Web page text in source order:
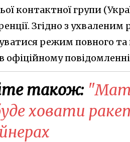
контактної групи
Згідно з
режим повного
офіційному
також:
ховати